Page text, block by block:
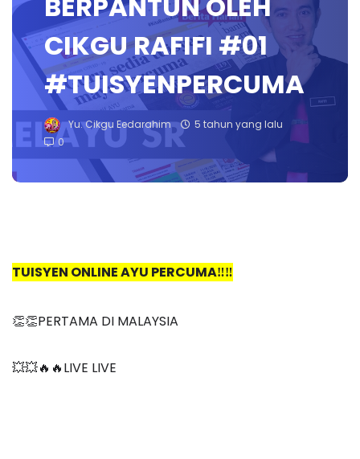
CIKGU RAFIFI #01
#TUISYENPERCUMA
Yu. Cikgu Eedarahim
5 tahun yang lalu
0
TUISYEN ONLINE AYU PERCUMA‼️‼️
👏👏PERTAMA DI MALAYSIA
💥💥🔥🔥LIVE LIVE